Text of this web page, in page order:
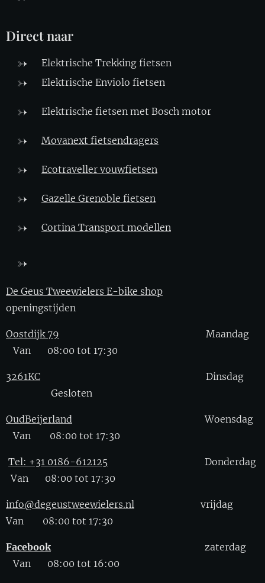
Direct naar
Elektrische Trekking fietsen
Elektrische Enviolo fietsen
Elektrische fietsen met Bosch motor
Movanext fietsendragers
Ecotraveller vouwfietsen
Gazelle Grenoble fietsen
Cortina Transport modellen
De Geus Tweewielers E-bike shop
openingstijden
Oostdijk 79 Maandag
Van 08:00 tot 17:30
3261KC Dinsdag
Gesloten
OudBeijerland Woensdag
Van 08:00 tot 17:30
Tel: +31 0186-612125 Donderdag
Van 08:00 tot 17:30
info@degeustweewielers.nl vrijdag
Van 08:00 tot 17:30
Facebookzaterdag
Van 08:00 tot 16:00